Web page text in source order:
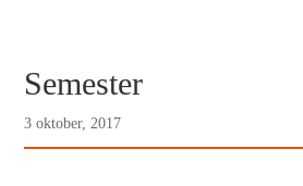
Semester
3 oktober, 2017